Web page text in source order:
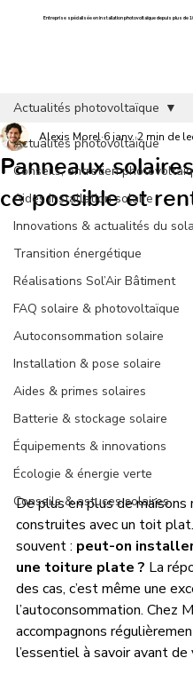
Entreprise spécialisée en installation photovoltaïque depuis plus de
Actualités photovoltaïque
Conseils, entretien
Aides installation solaire
Innovations & actualités du
Transition énergétique
Réalisations Sol’Air Bâtiment
FAQ solaire & photovoltaïque
Autoconsommation solaire
Installation & pose solaire
Aides & primes solaires
Batterie & stockage solaire
Équipements & innovations
Écologie & énergie verte
Conseils & astuces solaires
Actualités photovoltaïque
Panneaux
ce possible et
Alexis Morel 6 janv. 2 min de
De plus en plus de maisons
construites avec un toit
souvent : peut-on
une toiture plate ? La
des cas, c’est même une
l’autoconsommation. Chez
accompagnons
l’essentiel à savoir avant de